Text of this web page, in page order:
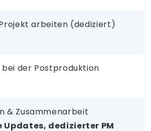
arbeiten (dediziert)
der Postproduktion
& Zusammenarbeit
dedizierter PM